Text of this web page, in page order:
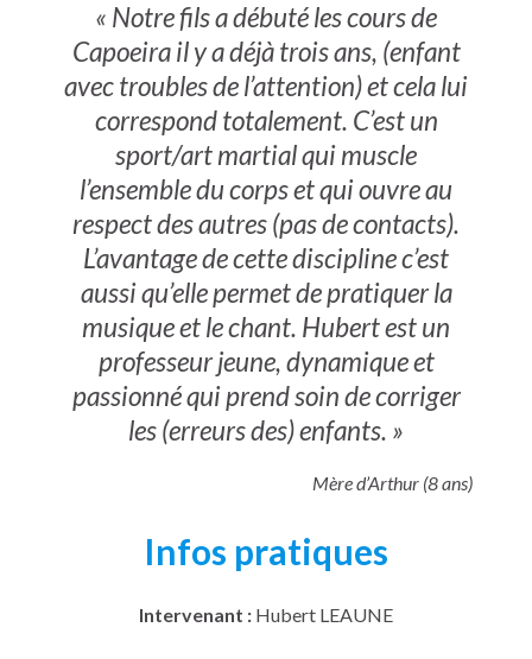
« Notre fils a débuté les cours de
Capoeira il y a déjà trois ans, (enfant
avec troubles de l’attention) et cela lui
correspond totalement. C’est un
sport/art martial qui muscle
l’ensemble du corps et qui ouvre au
respect des autres (pas de contacts).
L’avantage de cette discipline c’est
aussi qu’elle permet de pratiquer la
musique et le chant. Hubert est un
professeur jeune, dynamique et
passionné qui prend soin de corriger
les (erreurs des) enfants. »
Mère d’Arthur (8 ans)
Infos pratiques
Intervenant : Hubert LEAUNE